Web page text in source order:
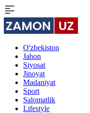
O'zbekiston
Jahon
Siyosat
Jinoyat
Madaniyat
Sport
Salomatlik
Lifestyle